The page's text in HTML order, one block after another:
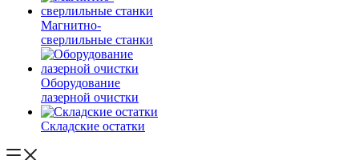
Магнитно-
сверлильные станки
Оборудование
лазерной очистки
Складские остатки